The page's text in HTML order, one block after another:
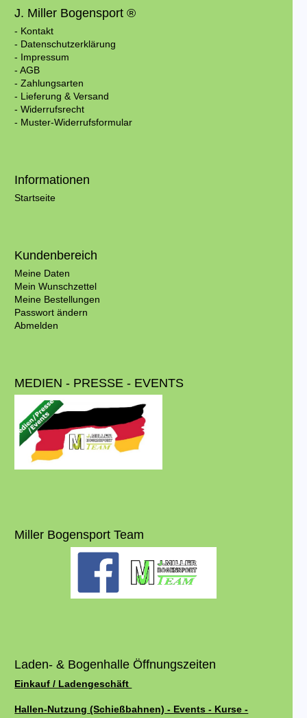
J. Miller Bogensport ®
- Kontakt
- Datenschutzerklärung
- Impressum
- AGB
- Zahlungsarten
- Lieferung & Versand
- Widerrufsrecht
- Muster-Widerrufsformular
Informationen
Startseite
Kundenbereich
Meine Daten
Mein Wunschzettel
Meine Bestellungen
Passwort ändern
Abmelden
MEDIEN - PRESSE - EVENTS
Miller Bogensport Team
Laden- & Bogenhalle Öffnungszeiten
Einkauf / Ladengeschäft
Hallen-Nutzung (Schießbahnen) - Events - Kurse -